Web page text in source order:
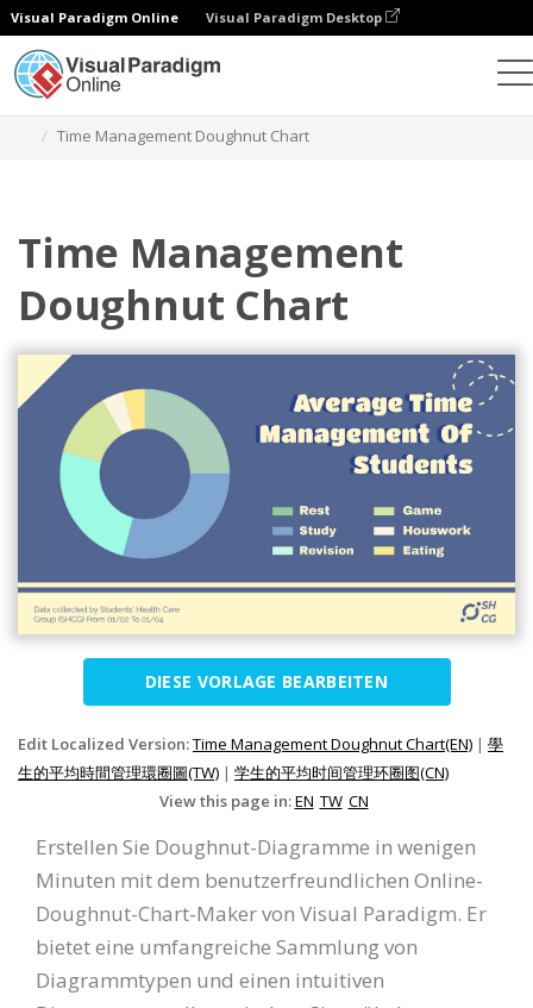
Visual Paradigm Online Visual Paradigm Desktop
Time Management Doughnut Chart
Time Management
Doughnut Chart
DIESE VORLAGE BEARBEITEN
Edit Localized Version:Time Management Doughnut Chart(EN) | 學
生的平均時間管理環圈圖(TW) | 学生的平均时间管理环圈图(CN)
View this page in:EN TW CN
Erstellen Sie Doughnut-Diagramme in wenigen
Minuten mit dem benutzerfreundlichen Online-
Doughnut-Chart-Maker von Visual Paradigm. Er
bietet eine umfangreiche Sammlung von
Diagrammtypen und einen intuitiven